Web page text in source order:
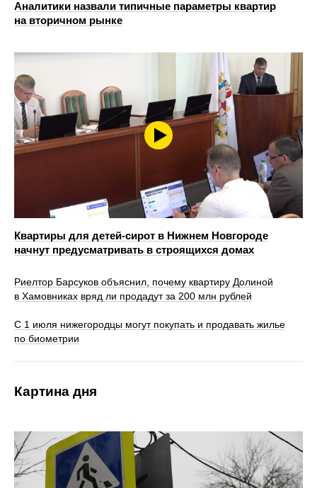
Аналитики назвали типичные параметры квартир
на вторичном рынке
Квартиры для детей-сирот в Нижнем Новгороде
начнут предусматривать в строящихся домах
Риелтор Барсуков объяснил, почему квартиру Долиной
в Хамовниках вряд ли продадут за 200 млн рублей
С 1 июля нижегородцы могут покупать и продавать жилье
по биометрии
Картина дня